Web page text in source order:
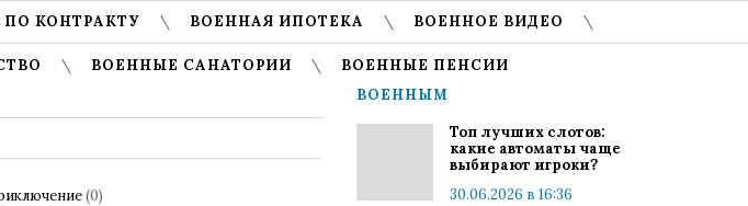
КОНТРАКТУ ВОЕННАЯ ИПОТЕКА ВОЕННОЕ ВИДЕО
ВОЕННЫЕ САНАТОРИИ
ВОЕННЫЕ ПЕНСИИ
(0)
ВОЕННЫМ
Топ лучших слотов:
какие автоматы чаще
выбирают игроки?
30.06.2026 в 16:36